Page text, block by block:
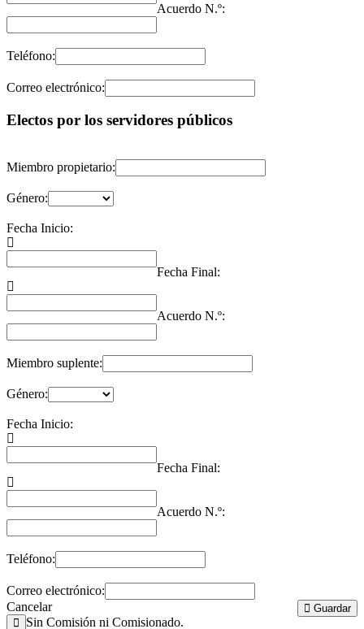
Acuerdo N.º:
Teléfono:
Correo electrónico:
Electos por los servidores públicos
Miembro propietario:
Género:
Fecha Inicio:
Fecha Final:
Acuerdo N.º:
Miembro suplente:
Género:
Fecha Inicio:
Fecha Final:
Acuerdo N.º:
Teléfono:
Correo electrónico:
Cancelar
Guardar
Sin Comisión ni Comisionado.